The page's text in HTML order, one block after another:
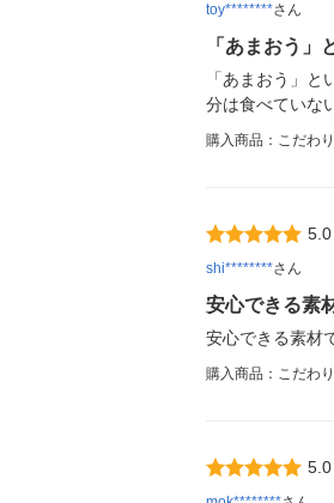
toy********さん
「あまおう
「あまおう」
分は食べていな
購入商品：こだわ
5.0
shi********さん
安心できる素
安心できる素材
購入商品：こだわ
5.0